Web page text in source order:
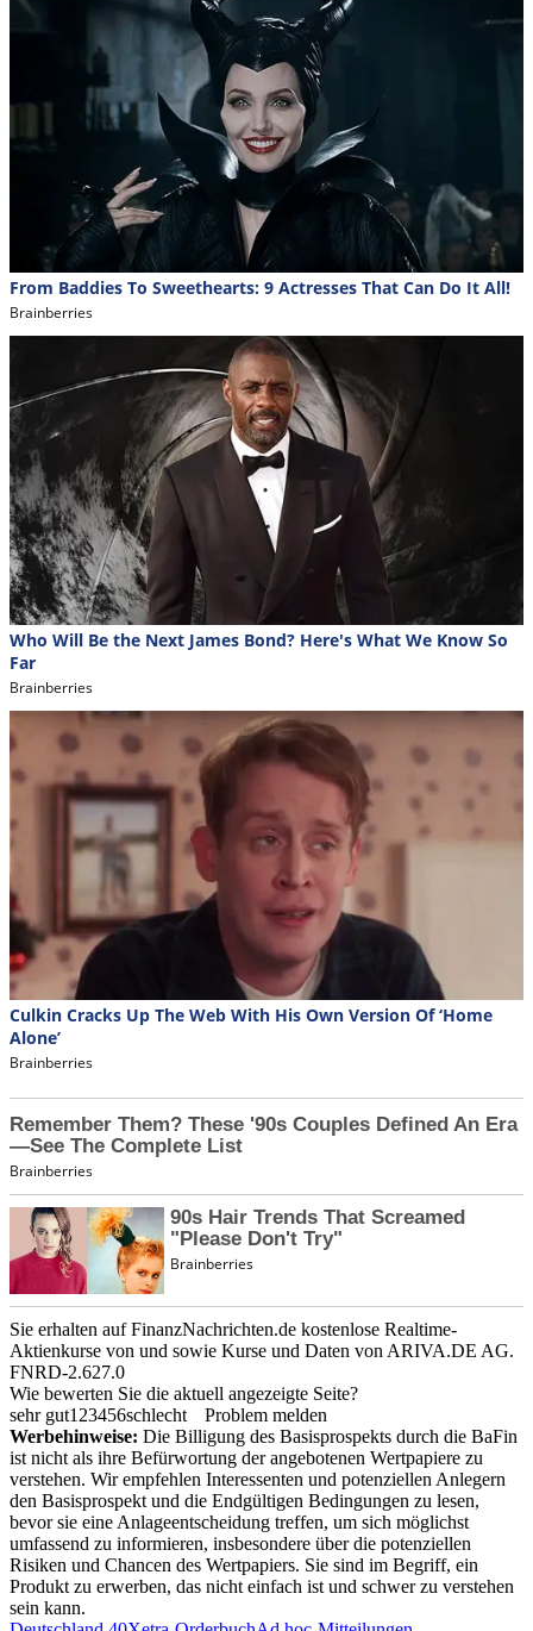
Sie erhalten auf FinanzNachrichten.de kostenlose Realtime-
Aktienkurse von und sowie Kurse und Daten von ARIVA.DE AG.
FNRD-2.627.0
Wie bewerten Sie die aktuell angezeigte Seite?
sehr gut1 23456schlecht
Problem melden
Werbehinweise: Die Billigung des Basisprospekts durch die BaFin
ist nicht als ihre Befürwortung der angebotenen Wertpapiere zu
verstehen. Wir empfehlen Interessenten und potenziellen Anlegern
den Basisprospekt und die Endgültigen Bedingungen zu lesen,
bevor sie eine Anlageentscheidung treffen, um sich möglichst
umfassend zu informieren, insbesondere über die potenziellen
Risiken und Chancen des Wertpapiers. Sie sind im Begriff, ein
Produkt zu erwerben, das nicht einfach ist und schwer zu verstehen
sein kann.